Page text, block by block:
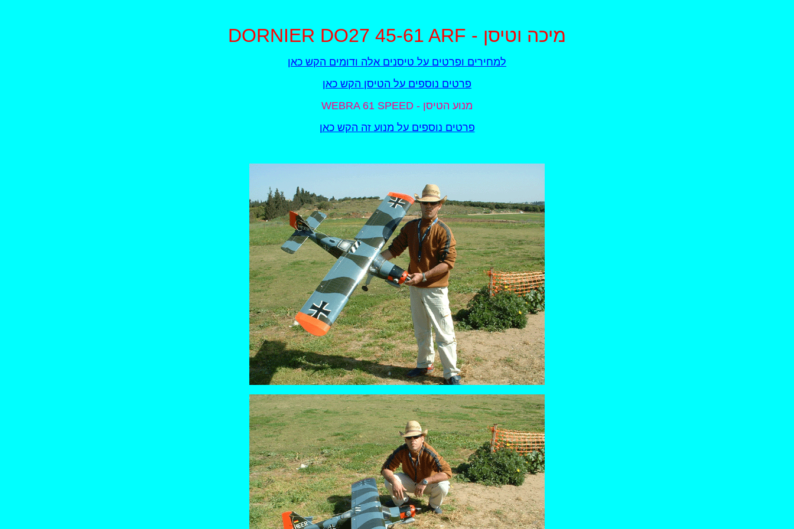
DORNIER DO27 45-61 ARF - מיכה וטיסן
למחירים ופרטים על טיסנים אלה ודומים הקש כאן
פרטים נוספים על הטיסן הקש כאן
WEBRA 61 SPEED - מנוע הטיסן
פרטים נוספים על מנוע זה הקש כאן